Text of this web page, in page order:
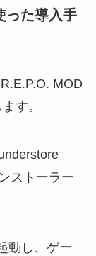
た導入手
MOD
す。
ストーラー
動し、ゲー